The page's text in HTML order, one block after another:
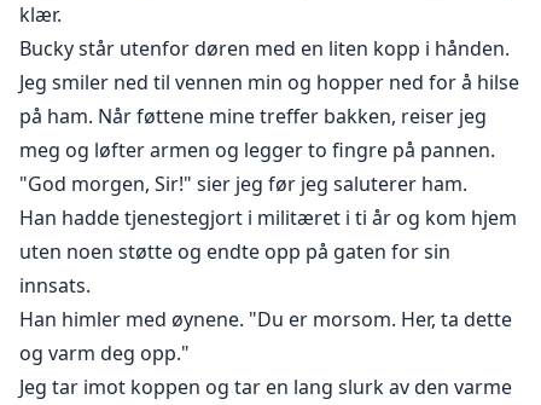
Jeg er hans opprør mot familien hans og tornen i hans
kjøtt...Hans ord, ikke mine...
Vi er fra forskjellige verdener, og det betyr at til slutt vil
disse verdenene kollidere og med det kommer
katastrofen klar til å rive hele planen fra hverandre. Du
vet, bare en vanlig tirsdag.
Så hva gjør to mennesker når alt begynner å gå galt?
Vel, la meg fortelle deg...
klær.
Bucky står utenfor døren med en liten kopp i hånden.
Jeg smiler ned til vennen min og hopper ned for å hilse
på ham. Når føttene mine treffer bakken, reiser jeg
meg og løfter armen og legger to fingre på pannen.
"God morgen, Sir!" sier jeg før jeg saluterer ham.
Han hadde tjenestegjort i militæret i ti år og kom hjem
uten noen støtte og endte opp på gaten for sin
innsats.
Han himler med øynene. "Du er morsom. Her, ta dette
og varm deg opp."
Jeg tar imot koppen og tar en lang slurk av den varme